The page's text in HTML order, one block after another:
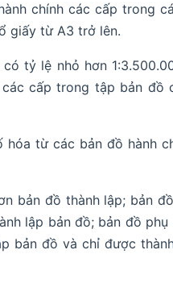
chính các cấp trong
giấy từ A3 trở lên.
tỷ lệ nhỏ hơn
cấp trong tập bản
hóa từ các bản đồ hành
bản đồ thành lập; bản
lập bản đồ; bản đồ
bản đồ và chỉ được